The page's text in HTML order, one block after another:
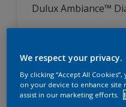
Dulux Ambiance™
Hubungi 0811 1952
We respect your privacy.
By clicking “Accept All
on your device to enhance site
assist in our marketing efforts.